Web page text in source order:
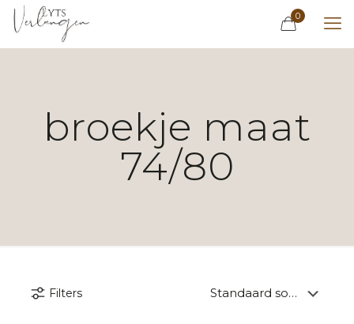
0
broekje maat
74/80
Filters